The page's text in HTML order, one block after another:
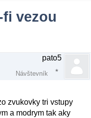
vezou
pato5
Návštevník
zvukovky tri vstupy
a modrym tak aky